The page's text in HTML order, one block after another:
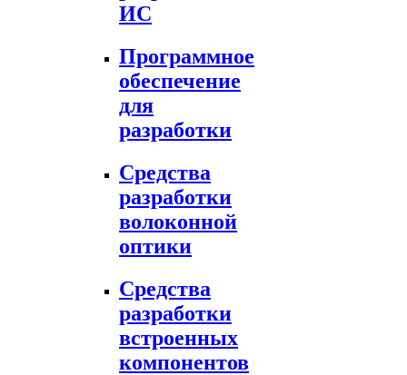
ИС
Программное
обеспечение
для
разработки
Средства
разработки
волоконной
оптики
Средства
разработки
встроенных
компонентов